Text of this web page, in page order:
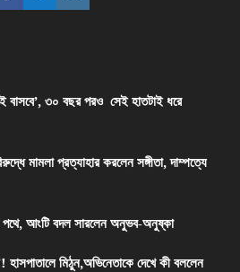
বাসবে’, ৩০ বছর পরও সেই হাতটাই ধরে
মামলা প্রত্যাহার করলেন সঙ্গীতা, দাম্পত্যে
পথে, আংটি বদল সারলেন অনুভব-অনুষ্কা
হাসপাতালে মিঠুন,অভিনেতাকে দেখে কী বললেন